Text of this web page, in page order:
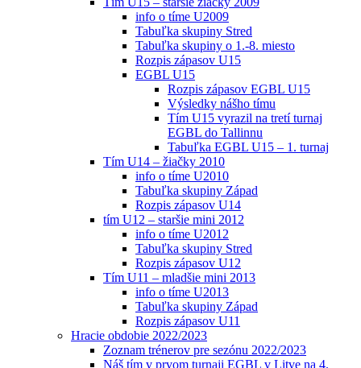
info o tíme U2009
Tabuľka skupiny Stred
Tabuľka skupiny o 1.-8. miesto
Rozpis zápasov U15
EGBL U15
Rozpis zápasov EGBL U15
Výsledky nášho tímu
Tím U15 vyrazil na tretí turnaj
EGBL do Tallinnu
Tabuľka EGBL U15 – 1. turnaj
Tím U14 – žiačky 2010
info o tíme U2010
Tabuľka skupiny Západ
Rozpis zápasov U14
tím U12 – staršie mini 2012
info o tíme U2012
Tabuľka skupiny Stred
Rozpis zápasov U12
Tím U11 – mladšie mini 2013
info o tíme U2013
Tabuľka skupiny Západ
Rozpis zápasov U11
Hracie obdobie 2022/2023
Zoznam trénerov pre sezónu 2022/2023
Náš tím v prvom turnaji EGBL v Litve na 4.